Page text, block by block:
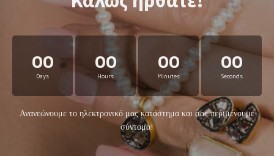
00
Days
00
Hours
00
Minutes
00
Seconds
Ανανεώνουμε το ηλεκτρονικό μας κατάστημα και σας περιμένουμε
σύντομα!